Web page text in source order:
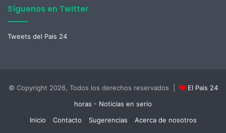
Síguenos en Twitter
Tweets del Pais 24
© Copyright 2026, Todos los derechos reservados |
El Pais 24
horas - Noticias en serio
Inicio
Contacto Sugerencias
Acerca de nosotros